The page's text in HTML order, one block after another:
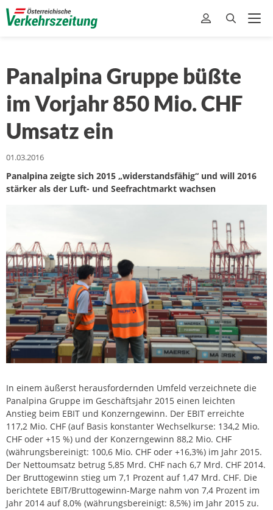
Panalpina Gruppe büßte
im Vorjahr 850 Mio. CHF
Umsatz ein
01.03.2016
Panalpina zeigte sich 2015 „widerstandsfähig“ und will 2016
stärker als der Luft- und Seefrachtmarkt wachsen
In einem äußerst herausfordernden Umfeld verzeichnete die
Panalpina Gruppe im Geschäftsjahr 2015 einen leichten
Anstieg beim EBIT und Konzerngewinn. Der EBIT erreichte
117,2 Mio. CHF (auf Basis konstanter Wechselkurse: 134,2 Mio.
CHF oder +15 %) und der Konzerngewinn 88,2 Mio. CHF
(währungsbereinigt: 100,6 Mio. CHF oder +16,3%) im Jahr 2015.
Der Nettoumsatz betrug 5,85 Mrd. CHF nach 6,7 Mrd. CHF 2014.
Der Bruttogewinn stieg um 7,1 Prozent auf 1,47 Mrd. CHF. Die
berichtete EBIT/Bruttogewinn-Marge nahm von 7,4 Prozent im
Jahr 2014 auf 8,0% (währungsbereinigt: 8,5%) im Jahr 2015 zu.